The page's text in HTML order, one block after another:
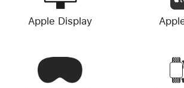
Apple Display